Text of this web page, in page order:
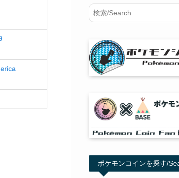
ポケモンコインを探す/